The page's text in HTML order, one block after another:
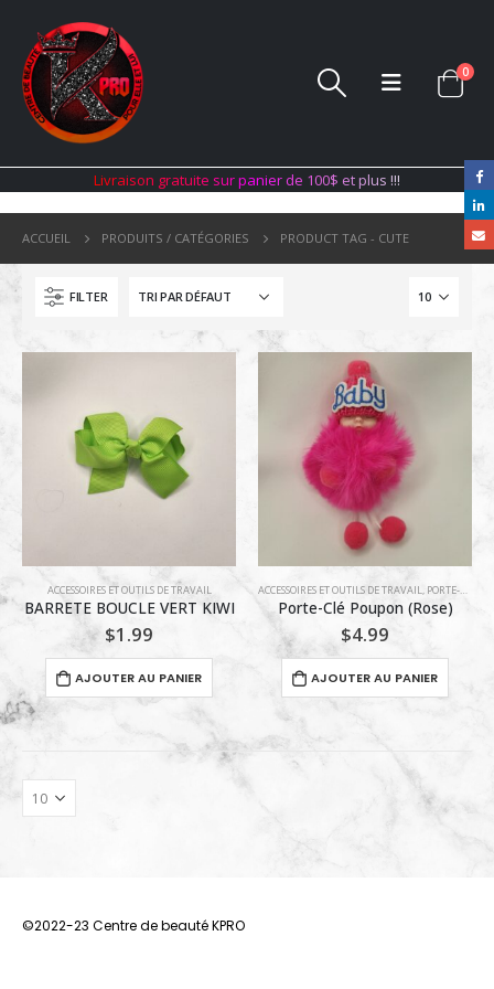
0
Livraison gratuite surpanier de 100$ etplus !!!
ACCUEIL PRODUITS / CATÉGORIES PRODUCT TAG - CUTE
FILTER
ACCESSOIRES ET OUTILS DE TRAVAIL
BARRETE BOUCLE VERT KIWI
$1.99
AJOUTER AU PANIER
ACCESSOIRES ET OUTILS DE TRAVAIL, PORTE-CLÉS
Porte-Clé Poupon (Rose)
$4.99
AJOUTER AU PANIER
©2022-23 Centre de beauté KPRO